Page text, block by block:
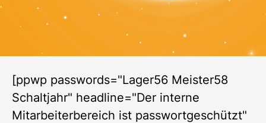
[ppwp passwords="Lager56 Meister58
Schaltjahr" headline="Der interne
Mitarbeiterbereich ist passwortgeschützt"